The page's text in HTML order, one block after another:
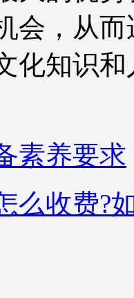
会，从
化知识
素养要求
么收费?